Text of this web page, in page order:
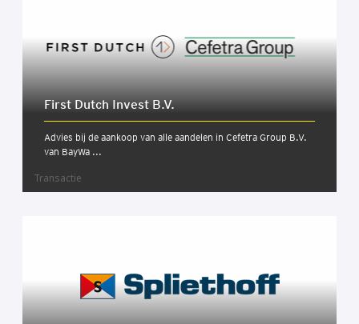
First Dut­ch Invest B.V.
Advies bij de aankoop van alle aandelen in Cefetra Group B.V.
van BayWa ...
Transactie